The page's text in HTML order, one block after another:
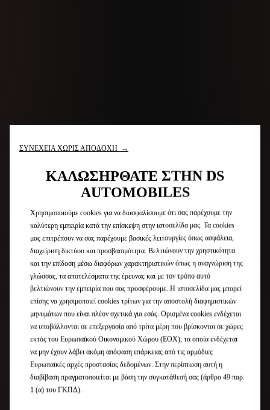
ΣΥΝΕΧΕΙΑ ΧΩΡΙΣ ΑΠΟΔΟΧΗ →
ΚΑΛΩΣΗΡΘΑΤΕ ΣΤΗΝ DS
AUTOMOBILES
Χρησιμοποιούμε cookies για να διασφαλίσουμε ότι σας παρέχουμε την
καλύτερη εμπειρία κατά την επίσκεψη στην ιστοσελίδα μας. Τα cookies
μας επιτρέπουν να σας παρέχουμε βασικές λειτουργίες όπως ασφάλεια,
διαχείριση δικτύου και προσβασιμότητα. Βελτιώνουν την χρηστικότητα
και την επίδοση μέσω διαφόρων χαρακτηριστικών όπως η αναγνώριση της
γλώσσας, τα αποτελέσματα της έρευνας και με τον τρόπο αυτό
βελτιώνουν την εμπειρία που σας προσφέρουμε. Η ιστοσελίδα μας μπορεί
επίσης να χρησιμοποιεί cookies τρίτων για την αποστολή διαφημιστικών
μηνυμάτων που είναι πλέον σχετικά για εσάς. Ορισμένα cookies ενδέχεται
να υποβάλλονται σε επεξεργασία από τρίτα μέρη που βρίσκονται σε χώρες
εκτός του Ευρωπαϊκού Οικονομικού Χώρου (ΕΟΧ), τα οποία ενδέχεται
να μην έχουν λάβει ακόμη απόφαση επάρκειας από τις αρμόδιες
Ευρωπαϊκές αρχές προστασίας δεδομένων. Στην περίπτωση αυτή η
διαβίβαση πραγματοποιείται με βάση την συγκατάθεσή σας (άρθρο 49 παρ.
1 (α) του ΓΚΠΔ).